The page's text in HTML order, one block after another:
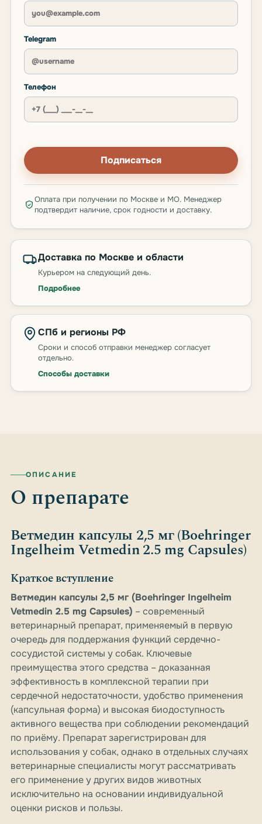
Telegram
Телефон
Подписаться
Оплата при получении по Москве и МО. Менеджер
подтвердит наличие, срок годности и доставку.
Доставка по Москве и области
Курьером на следующий день.
Подробнее
СПб и регионы РФ
Сроки и способ отправки менеджер согласует
отдельно.
Способы доставки
ОПИСАНИЕ
О препарате
Ветмедин капсулы 2,5 мг (Boehringer
Ingelheim Vetmedin 2.5 mg Capsules)
Краткое вступление
Ветмедин капсулы 2,5 мг (Boehringer Ingelheim
Vetmedin 2.5 mg Capsules) – современный
ветеринарный препарат, применяемый в первую
очередь для поддержания функций сердечно-
сосудистой системы у собак. Ключевые
преимущества этого средства – доказанная
эффективность в комплексной терапии при
сердечной недостаточности, удобство применения
(капсульная форма) и высокая биодоступность
активного вещества при соблюдении рекомендаций
по приёму. Препарат зарегистрирован для
использования у собак, однако в отдельных случаях
ветеринарные специалисты могут рассматривать
его применение у других видов животных
исключительно на основании индивидуальной
оценки рисков и пользы.